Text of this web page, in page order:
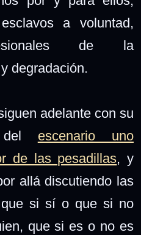
a voluntad,
de la
degradación.
adelante con su
del escenario uno
de las pesadillas, y
allá discutiendo las
que si sí o que si no
que si es o no es